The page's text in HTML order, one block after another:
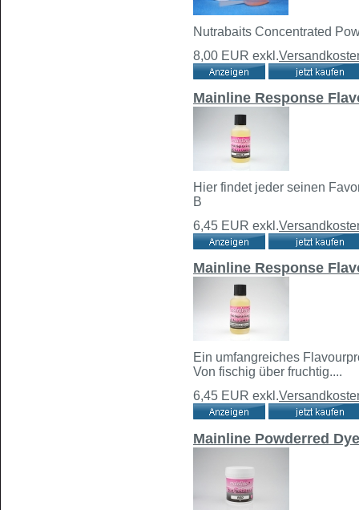
Nutrabaits Concentrated
8,00 EUR exkl.
Mainline Response
Hier findet jeder seinen
B
6,45 EUR exkl.
Mainline Response
Ein umfangreiches
Von fischig über fruchtig....
6,45 EUR exkl.
Mainline Powderred